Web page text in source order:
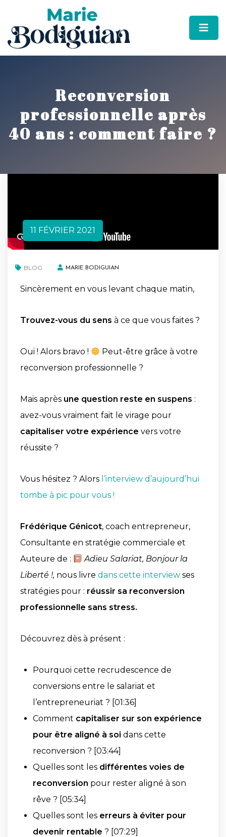
Reconversion
professionnelle après
40 ans : comment faire ?
11 FÉVRIER 2021
BLOG MARIE BODIGUIAN
Sincèrement en vous levant chaque matin,
Trouvez-vous du sens à ce que vous faites ?
Oui ! Alors bravo !
Peut-être grâce à votre
reconversion professionnelle ?
Mais après une question reste en suspens :
avez-vous vraiment fait le virage pour
capitaliser votre expérience vers votre
réussite ?
Vous hésitez ? Alors l’interview d’aujourd’hui
tombe à pic pour vous !
Frédérique Génicot, coach entrepreneur,
Consultante en stratégie commerciale et
Auteure de :
Adieu Salariat, Bonjour la
Liberté !, nous livre dans cette interview ses
stratégies pour : réussir sa reconversion
professionnelle sans stress.
Découvrez dès à présent :
Pourquoi cette recrudescence de
conversions entre le salariat et
l’entrepreneuriat ? [01:36]
Comment capitaliser sur son expérience
pour être aligné à soi dans cette
reconversion ? [03:44]
Quelles sont les différentes voies de
reconversion pour rester aligné à son
rêve ? [05:34]
Quelles sont les erreurs à éviter pour
devenir rentable ? [07:29]